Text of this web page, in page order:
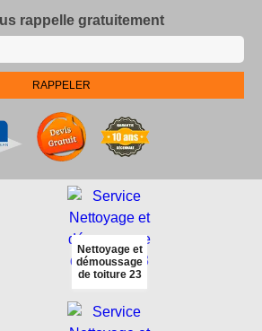
rappelle gratuitement
Nettoyage et
démoussage
de toiture 23